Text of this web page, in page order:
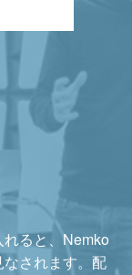
ると、Nemko
されます。配